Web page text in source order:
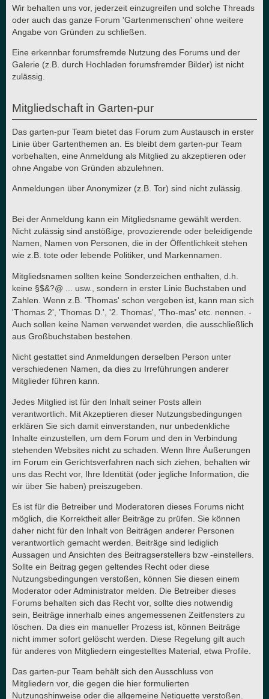
Wir behalten uns vor, jederzeit einzugreifen und solche Threads
oder auch das ganze Forum 'Gartenmenschen' ohne weitere
Angabe von Gründen zu schließen.
Eine erkennbar forumsfremde Nutzung des Forums und der
Galerie (z.B. durch Hochladen forumsfremder Bilder) ist nicht
zulässig.
Mitgliedschaft in Garten-pur
Das garten-pur Team bietet das Forum zum Austausch in erster
Linie über Gartenthemen an. Es bleibt dem garten-pur Team
vorbehalten, eine Anmeldung als Mitglied zu akzeptieren oder
ohne Angabe von Gründen abzulehnen.
Anmeldungen über Anonymizer (z.B. Tor) sind nicht zulässig.
Bei der Anmeldung kann ein Mitgliedsname gewählt werden.
Nicht zulässig sind anstößige, provozierende oder beleidigende
Namen, Namen von Personen, die in der Öffentlichkeit stehen
wie z.B. tote oder lebende Politiker, und Markennamen.
Mitgliedsnamen sollten keine Sonderzeichen enthalten, d.h.
keine §$&?@ ... usw., sondern in erster Linie Buchstaben und
Zahlen. Wenn z.B. 'Thomas' schon vergeben ist, kann man sich
'Thomas 2', 'Thomas D.', '2. Thomas', 'Tho-mas' etc. nennen. -
Auch sollen keine Namen verwendet werden, die ausschließlich
aus Großbuchstaben bestehen.
Nicht gestattet sind Anmeldungen derselben Person unter
verschiedenen Namen, da dies zu Irreführungen anderer
Mitglieder führen kann.
Jedes Mitglied ist für den Inhalt seiner Posts allein
verantwortlich. Mit Akzeptieren dieser Nutzungsbedingungen
erklären Sie sich damit einverstanden, nur unbedenkliche
Inhalte einzustellen, um dem Forum und den in Verbindung
stehenden Websites nicht zu schaden. Wenn Ihre Äußerungen
im Forum ein Gerichtsverfahren nach sich ziehen, behalten wir
uns das Recht vor, Ihre Identität (oder jegliche Information, die
wir über Sie haben) preiszugeben.
Es ist für die Betreiber und Moderatoren dieses Forums nicht
möglich, die Korrektheit aller Beiträge zu prüfen. Sie können
daher nicht für den Inhalt von Beiträgen anderer Personen
verantwortlich gemacht werden. Beiträge sind lediglich
Aussagen und Ansichten des Beitragserstellers bzw -einstellers.
Sollte ein Beitrag gegen geltendes Recht oder diese
Nutzungsbedingungen verstoßen, können Sie diesen einem
Moderator oder Administrator melden. Die Betreiber dieses
Forums behalten sich das Recht vor, sollte dies notwendig
sein, Beiträge innerhalb eines angemessenen Zeitfensters zu
löschen. Da dies ein manueller Prozess ist, können Beiträge
nicht immer sofort gelöscht werden. Diese Regelung gilt auch
für anderes von Mitgliedern eingestelltes Material, etwa Profile.
Das garten-pur Team behält sich den Ausschluss von
Mitgliedern vor, die gegen die hier formulierten
Nutzungshinweise oder die allgemeine Netiquette verstoßen.